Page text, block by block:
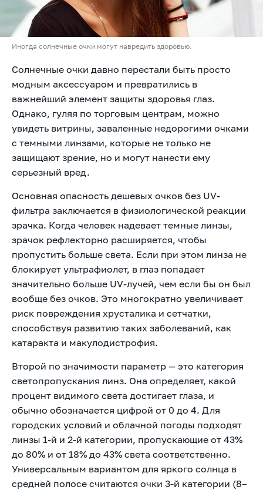
Иногда солнечные очки могут навредить здоровью.
Солнечные очки давно перестали быть просто
модным аксессуаром и превратились в
важнейший элемент защиты здоровья глаз.
Однако, гуляя по торговым центрам, можно
увидеть витрины, заваленные недорогими очками
с темными линзами, которые не только не
защищают зрение, но и могут нанести ему
серьезный вред.
Основная опасность дешевых очков без UV-
фильтра заключается в физиологической реакции
зрачка. Когда человек надевает темные линзы,
зрачок рефлекторно расширяется, чтобы
пропустить больше света. Если при этом линза не
блокирует ультрафиолет, в глаз попадает
значительно больше UV-лучей, чем если бы он был
вообще без очков. Это многократно увеличивает
риск повреждения хрусталика и сетчатки,
способствуя развитию таких заболеваний, как
катаракта и макулодистрофия.
Второй по значимости параметр — это категория
светопропускания линз. Она определяет, какой
процент видимого света достигает глаза, и
обычно обозначается цифрой от 0 до 4. Для
городских условий и облачной погоды подходят
линзы 1-й и 2-й категории, пропускающие от 43%
до 80% и от 18% до 43% света соответственно.
Универсальным вариантом для яркого солнца в
средней полосе считаются очки 3-й категории (8–